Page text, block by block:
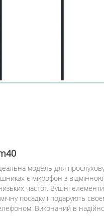
модель для
є мікрофон з
частот. Вушні
посадку і подарують
Виконаний в